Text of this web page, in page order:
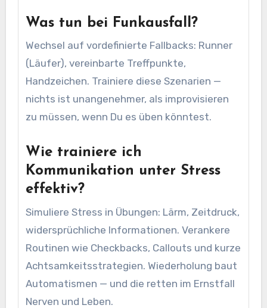
Was tun bei Funkausfall?
Wechsel auf vordefinierte Fallbacks: Runner
(Läufer), vereinbarte Treffpunkte,
Handzeichen. Trainiere diese Szenarien —
nichts ist unangenehmer, als improvisieren
zu müssen, wenn Du es üben könntest.
Wie trainiere ich
Kommunikation unter Stress
effektiv?
Simuliere Stress in Übungen: Lärm, Zeitdruck,
widersprüchliche Informationen. Verankere
Routinen wie Checkbacks, Callouts und kurze
Achtsamkeitsstrategien. Wiederholung baut
Automatismen — und die retten im Ernstfall
Nerven und Leben.